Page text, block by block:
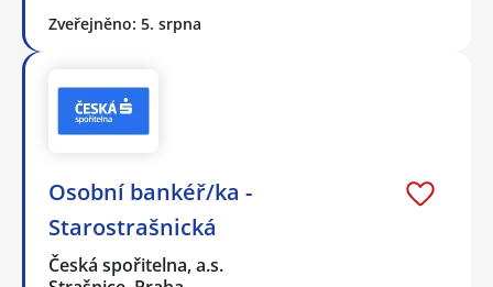
Zveřejněno: 5. srpna
Osobní bankéř/ka -
Starostrašnická
Česká spořitelna, a.s.